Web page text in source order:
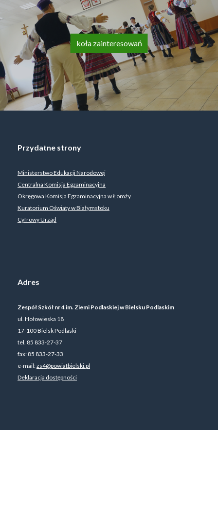
koła zainteresowań
Przydatne strony
Ministerstwo Edukacji Narodowej
Centralna Komisja Egzaminacyjna
Okręgowa Komisja Egzaminacyjna w Łomży
Kuratorium Oświaty w Białymstoku
Cyfrowy Urząd
Adres
Zespół Szkół nr 4 im. Ziemi Podlaskiej w Bielsku Podlaskim
ul. Hołowieska 18
17-100 Bielsk Podlaski
tel. 85 833-27-37
fax: 85 833-27-33
e-mail:zs4@powiatbielski.pl
Deklaracja dostępności